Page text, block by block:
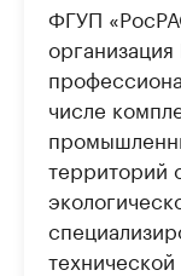
ФГУП
организация
числе
территорий
технической